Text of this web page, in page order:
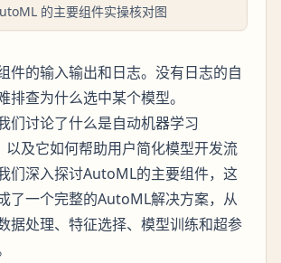
的主要组件实操核对图
件的输入输出和日志。没有日志的自
排查为什么选中某个模型。
们讨论了什么是自动机器学习
以及它如何帮助用户简化模型开发流
们深入探讨AutoML的主要组件，这
了一个完整的AutoML解决方案，从
据处理、特征选择、模型训练和超参